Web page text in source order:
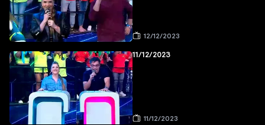
12/12/2023
11/12/2023
11/12/2023